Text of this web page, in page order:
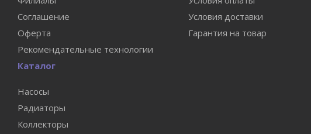
Соглашение
Оферта
Рекомендательные технологии
Условия доставки
Гарантия на товар
Каталог
Насосы
Радиаторы
Коллекторы